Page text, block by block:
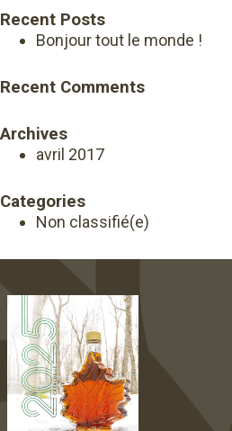
Recent Posts
Bonjour tout le monde !
Recent Comments
Archives
avril 2017
Categories
Non classifié(e)